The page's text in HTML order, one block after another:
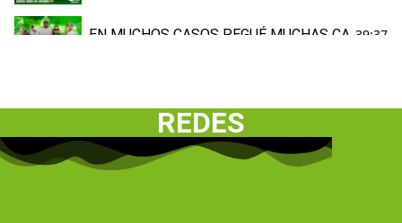
EN MUCHOS CASOS PEGUÉ MUCHAS 39:37
Grupo Niche le canta a Barranquilla
REDES